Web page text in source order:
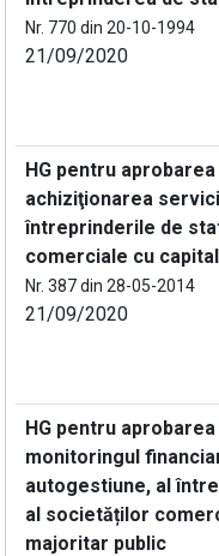
Nr. 770 din 20-10-1994
21/09/2020
HG pentru
achiziţionarea
întreprinderile de
comerciale cu
Nr. 387 din 28-05-2014
21/09/2020
HG pentru
monitoringul
autogestiune, al
al societăților
majoritar public